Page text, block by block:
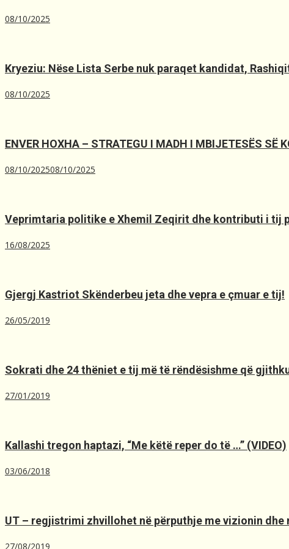
08/10/2025
Kryeziu: Nëse Lista Serbe nuk paraqet kandidat,
08/10/2025
ENVER HOXHA – STRATEGU I MADH I MBIJETESËS SË
08/10/202508/10/2025
Veprimtaria politike e Xhemil Zeqirit dhe kontributi i tij
16/08/2025
Gjergj Kastriot Skënderbeu jeta dhe vepra e çmuar e tij!
26/05/2019
Sokrati dhe 24 thëniet e tij më të rëndësishme që
27/01/2019
Kallashi tregon haptazi, “Me kёtё reper do tё …” (VIDEO)
03/06/2018
UT – regjistrimi zhvillohet në përputhje me vizionin dhe
27/08/2019